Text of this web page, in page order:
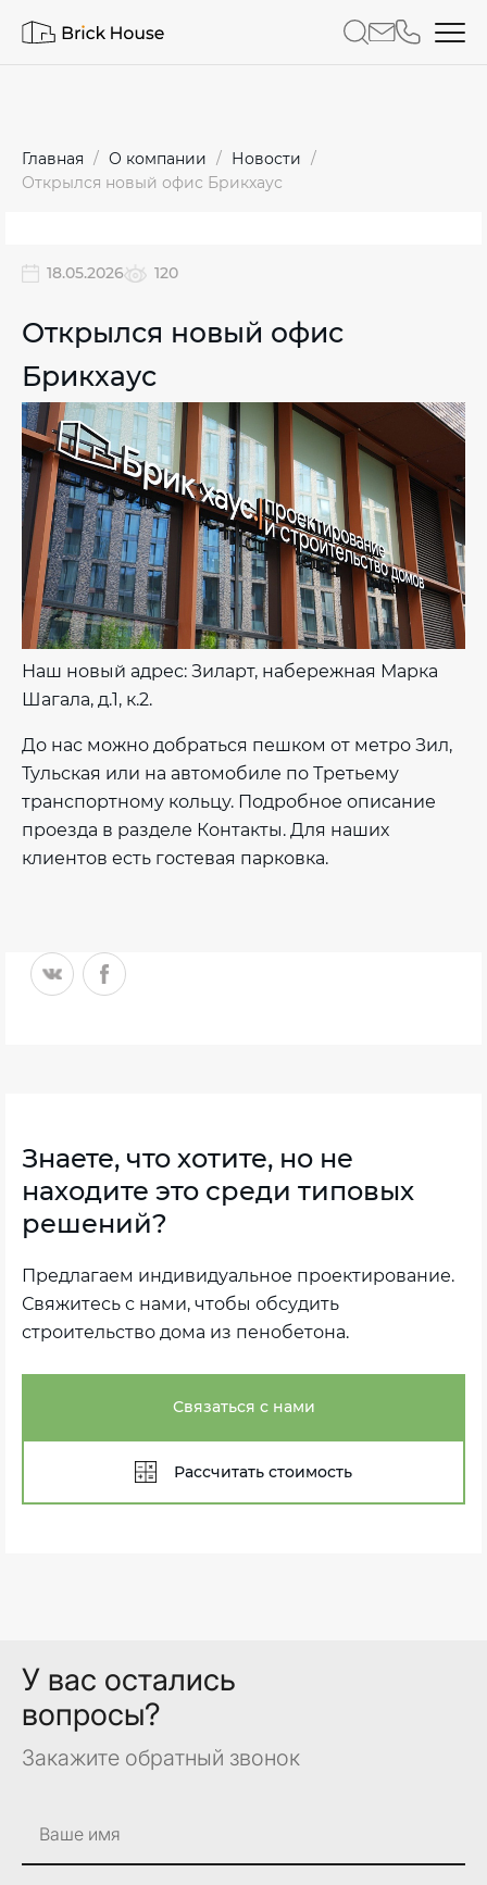
Главная О компании
Новости
Открылся новый офис Брикхаус
18.05.2026 120
Открылся новый офис
Брикхаус
Наш новый адрес: Зиларт, набережная Марка
Шагала, д.1, к.2.
До нас можно добраться пешком от метро Зил,
Тульская или на автомобиле по Третьему
транспортному кольцу. Подробное описание
проезда в разделе Контакты. Для наших
клиентов есть гостевая парковка.
Знаете, что хотите, но не
находите это среди типовых
решений?
Предлагаем индивидуальное проектирование.
Свяжитесь с нами, чтобы обсудить
строительство дома из пенобетона.
Связаться с нами
Рассчитать стоимость
У вас остались
вопросы?
Закажите обратный звонок
Ваше имя